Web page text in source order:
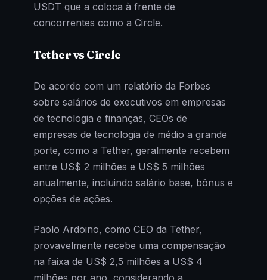
USDT que a coloca à frente de
concorrentes como a Circle.
Tether vs Circle
De acordo com um relatório da Forbes
sobre salários de executivos em empresas
de tecnologia e finanças, CEOs de
empresas de tecnologia de médio a grande
porte, como a Tether, geralmente recebem
entre US$ 2 milhões e US$ 5 milhões
anualmente, incluindo salário base, bônus e
opções de ações.
Paolo Ardoino, como CEO da Tether,
provavelmente recebe uma compensação
na faixa de US$ 2,5 milhões a US$ 4